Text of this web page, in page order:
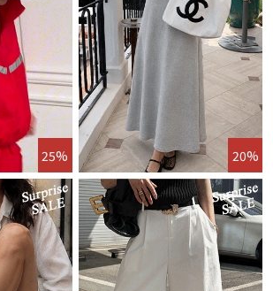
25% 20%